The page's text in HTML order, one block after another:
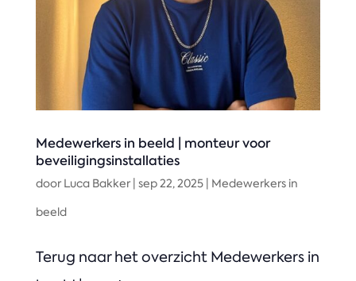
Medewerkers in beeld | monteur voor
beveiligingsinstallaties
door Luca Bakker| sep 22, 2025| Medewerkers in
beeld
Terug naar het overzicht Medewerkers in